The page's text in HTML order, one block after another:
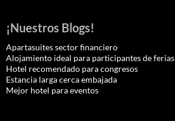
¡Nuestros Blogs!
Apartasuites sector financiero
Alojamiento ideal para participantes de ferias
Hotel recomendado para congresos
Estancia larga cerca embajada
Mejor hotel para eventos